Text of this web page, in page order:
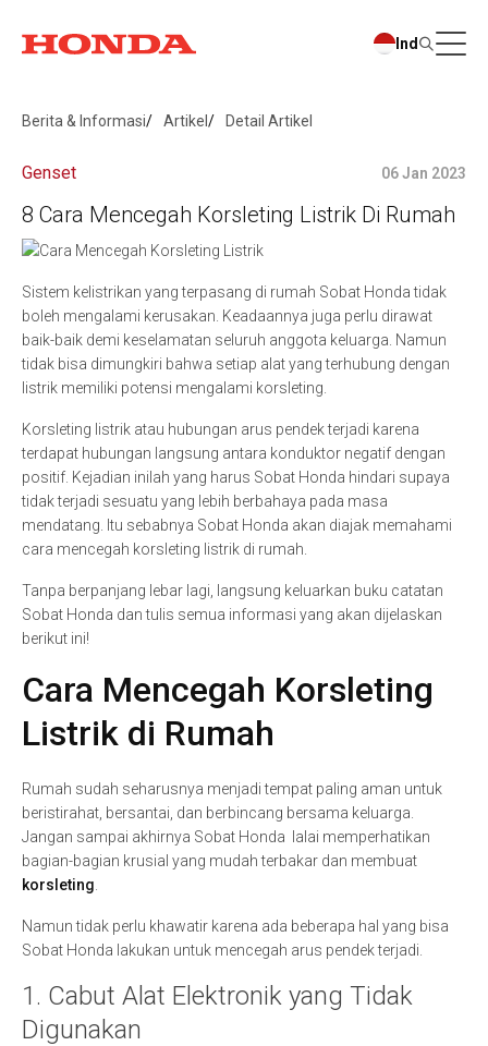
Ind
Berita & Informasi Artikel Detail Artikel
Genset 06 Jan 2023
8 Cara Mencegah Korsleting Listrik Di Rumah
Sistem kelistrikan yang terpasang di rumah Sobat Honda tidak
boleh mengalami kerusakan. Keadaannya juga perlu dirawat
baik-baik demi keselamatan seluruh anggota keluarga. Namun
tidak bisa dimungkiri bahwa setiap alat yang terhubung dengan
listrik memiliki potensi mengalami korsleting.
Korsleting listrik atau hubungan arus pendek terjadi karena
terdapat hubungan langsung antara konduktor negatif dengan
positif. Kejadian inilah yang harus Sobat Honda hindari supaya
tidak terjadi sesuatu yang lebih berbahaya pada masa
mendatang. Itu sebabnya Sobat Honda akan diajak memahami
cara mencegah korsleting listrik di rumah.
Tanpa berpanjang lebar lagi, langsung keluarkan buku catatan
Sobat Honda dan tulis semua informasi yang akan dijelaskan
berikut ini!
Cara Mencegah Korsleting
Listrik di Rumah
Rumah sudah seharusnya menjadi tempat paling aman untuk
beristirahat, bersantai, dan berbincang bersama keluarga.
Jangan sampai akhirnya Sobat Honda lalai memperhatikan
bagian-bagian krusial yang mudah terbakar dan membuat
korsleting
Namun tidak perlu khawatir karena ada beberapa hal yang bisa
Sobat Honda lakukan untuk mencegah arus pendek terjadi.
1. Cabut Alat Elektronik yang Tidak
Digunakan